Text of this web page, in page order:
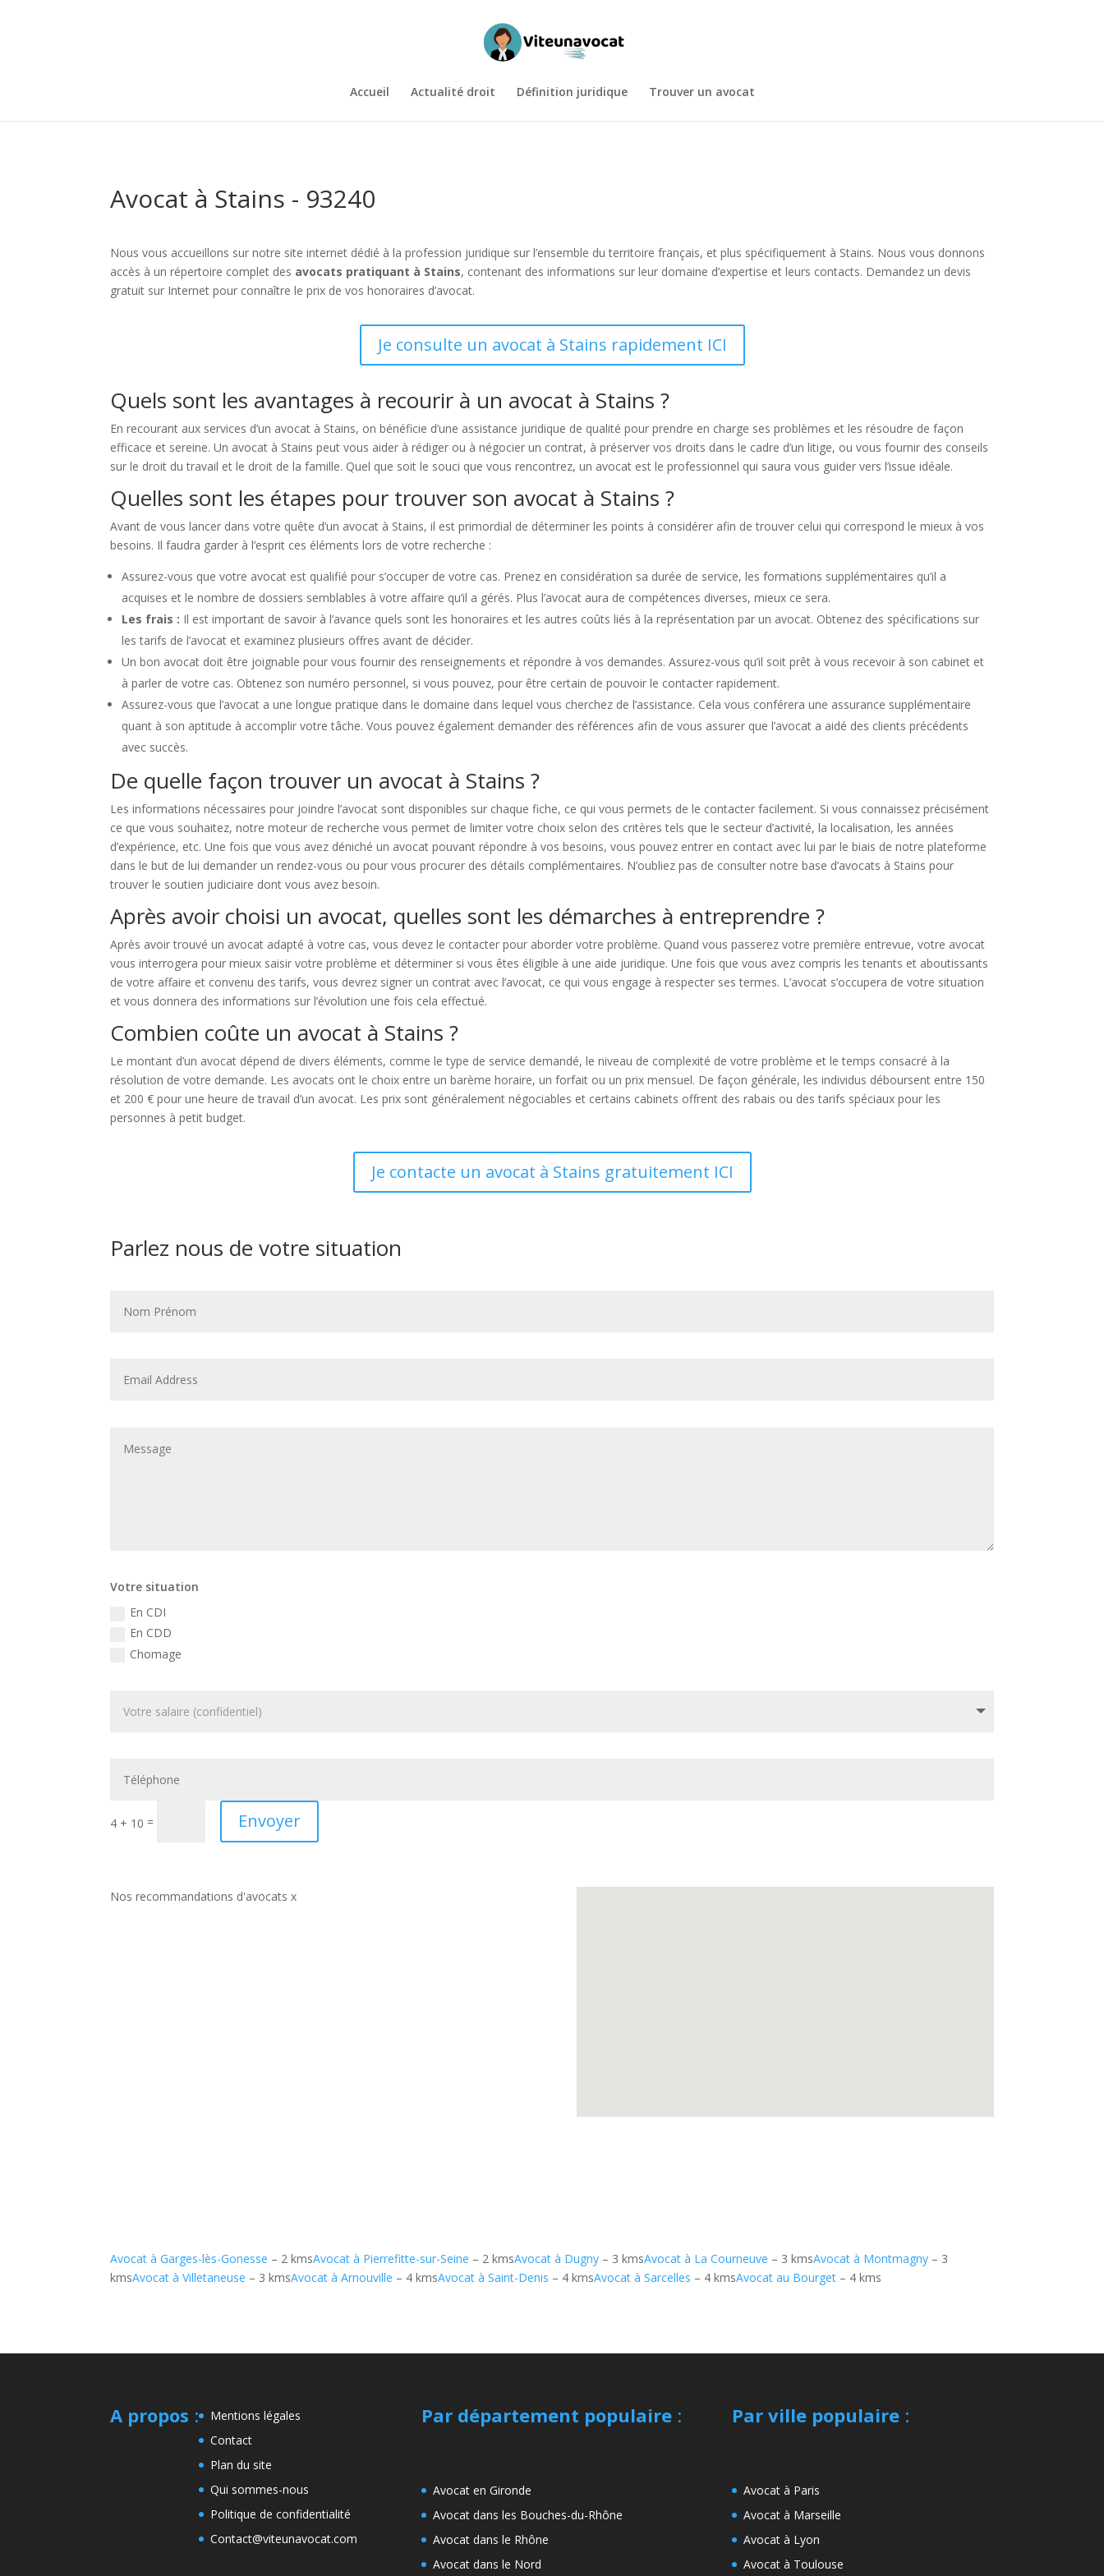
Accueil Actualité droit Définition juridique Trouver un avocat
Avocat à Stains - 93240
Nous vous accueillons sur notre site internet dédié à la profession juridique sur l’ensemble du territoire français, et plus spécifiquement à Stains. Nous vous donnons
accès à un répertoire complet des avocats pratiquant à Stains, contenant des informations sur leur domaine d’expertise et leurs contacts. Demandez un devis
gratuit sur Internet pour connaître le prix de vos honoraires d’avocat.
Je consulte un avocat à Stains rapidement ICI
Quels sont les avantages à recourir à un avocat à Stains ?
En recourant aux services d’un avocat à Stains, on bénéficie d’une assistance juridique de qualité pour prendre en charge ses problèmes et les résoudre de façon
efficace et sereine. Un avocat à Stains peut vous aider à rédiger ou à négocier un contrat, à préserver vos droits dans le cadre d’un litige, ou vous fournir des conseils
sur le droit du travail et le droit de la famille. Quel que soit le souci que vous rencontrez, un avocat est le professionnel qui saura vous guider vers l’issue idéale.
Quelles sont les étapes pour trouver son avocat à Stains ?
Avant de vous lancer dans votre quête d’un avocat à Stains, il est primordial de déterminer les points à considérer afin de trouver celui qui correspond le mieux à vos
besoins. Il faudra garder à l’esprit ces éléments lors de votre recherche :
Assurez-vous que votre avocat est qualifié pour s’occuper de votre cas. Prenez en considération sa durée de service, les formations supplémentaires qu’il a
acquises et le nombre de dossiers semblables à votre affaire qu’il a gérés. Plus l’avocat aura de compétences diverses, mieux ce sera.
Les frais : Il est important de savoir à l’avance quels sont les honoraires et les autres coûts liés à la représentation par un avocat. Obtenez des spécifications sur
les tarifs de l’avocat et examinez plusieurs offres avant de décider.
Un bon avocat doit être joignable pour vous fournir des renseignements et répondre à vos demandes. Assurez-vous qu’il soit prêt à vous recevoir à son cabinet et
à parler de votre cas. Obtenez son numéro personnel, si vous pouvez, pour être certain de pouvoir le contacter rapidement.
Assurez-vous que l’avocat a une longue pratique dans le domaine dans lequel vous cherchez de l’assistance. Cela vous conférera une assurance supplémentaire
quant à son aptitude à accomplir votre tâche. Vous pouvez également demander des références afin de vous assurer que l’avocat a aidé des clients précédents
avec succès.
De quelle façon trouver un avocat à Stains ?
Les informations nécessaires pour joindre l’avocat sont disponibles sur chaque fiche, ce qui vous permets de le contacter facilement. Si vous connaissez précisément
ce que vous souhaitez, notre moteur de recherche vous permet de limiter votre choix selon des critères tels que le secteur d’activité, la localisation, les années
d’expérience, etc. Une fois que vous avez déniché un avocat pouvant répondre à vos besoins, vous pouvez entrer en contact avec lui par le biais de notre plateforme
dans le but de lui demander un rendez-vous ou pour vous procurer des détails complémentaires. N’oubliez pas de consulter notre base d’avocats à Stains pour
trouver le soutien judiciaire dont vous avez besoin.
Après avoir choisi un avocat, quelles sont les démarches à entreprendre ?
Après avoir trouvé un avocat adapté à votre cas, vous devez le contacter pour aborder votre problème. Quand vous passerez votre première entrevue, votre avocat
vous interrogera pour mieux saisir votre problème et déterminer si vous êtes éligible à une aide juridique. Une fois que vous avez compris les tenants et aboutissants
de votre affaire et convenu des tarifs, vous devrez signer un contrat avec l’avocat, ce qui vous engage à respecter ses termes. L’avocat s’occupera de votre situation
et vous donnera des informations sur l’évolution une fois cela effectué.
Combien coûte un avocat à Stains ?
Le montant d’un avocat dépend de divers éléments, comme le type de service demandé, le niveau de complexité de votre problème et le temps consacré à la
résolution de votre demande. Les avocats ont le choix entre un barème horaire, un forfait ou un prix mensuel. De façon générale, les individus déboursent entre 150
et 200 € pour une heure de travail d’un avocat. Les prix sont généralement négociables et certains cabinets offrent des rabais ou des tarifs spéciaux pour les
personnes à petit budget.
Je contacte un avocat à Stains gratuitement ICI
Parlez nous de votre situation
Votre situation
En CDI
En CDD
Chomage
4 + 10 = Envoyer
Nos recommandations d'avocats x
Avocat à Garges-lès-Gonesse – 2 kmsAvocat à Pierrefitte-sur-Seine – 2 kmsAvocat à Dugny – 3 kmsAvocat à La Courneuve – 3 kmsAvocat à Montmagny – 3
kmsAvocat à Villetaneuse – 3 kmsAvocat à Arnouville – 4 kmsAvocat à Saint-Denis – 4 kmsAvocat à Sarcelles – 4 kmsAvocat au Bourget – 4 kms
A propos :
Mentions légales
Contact
Plan du site
Qui sommes-nous
Politique de confidentialité
Contact@viteunavocat.com
Par département populaire:
Avocat en Gironde
Avocat dans les Bouches-du-Rhône
Avocat dans le Rhône
Avocat dans le Nord
Par ville populaire:
Avocat à Paris
Avocat à Marseille
Avocat à Lyon
Avocat à Toulouse